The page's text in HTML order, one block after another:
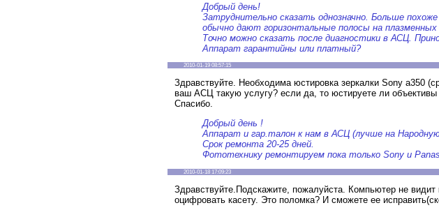
Добрый день!
Затруднительно сказать однозначно. Больше
обычно дают горизонтальные полосы на плазменных
Точно можно сказать после диагностики в АСЦ.
Аппарат гарантийны или платный?
2010-01-19 08:57:15
Здравствуйте. Необходима юстировка зеркалки Sony a350
ваш АСЦ такую услугу? если да, то юстируете ли объективы
Спасибо.
Добрый день !
Аппарат и гар.талон к нам в АСЦ (лучше на
Срок ремонта 20-25 дней.
Фототехнику ремонтируем пока только Sony и
2010-01-18 17:09:23
Здравствуйте.Подскажите, пожалуйста. Компьютер не
оцифровать касету. Это поломка? И сможете ее